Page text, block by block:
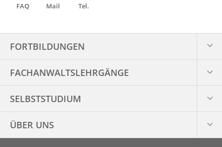
FAQ Mail Tel.
FORTBILDUNGEN
FACHANWALTS­LEHRGÄNGE
SELBSTSTUDIUM
ÜBER UNS